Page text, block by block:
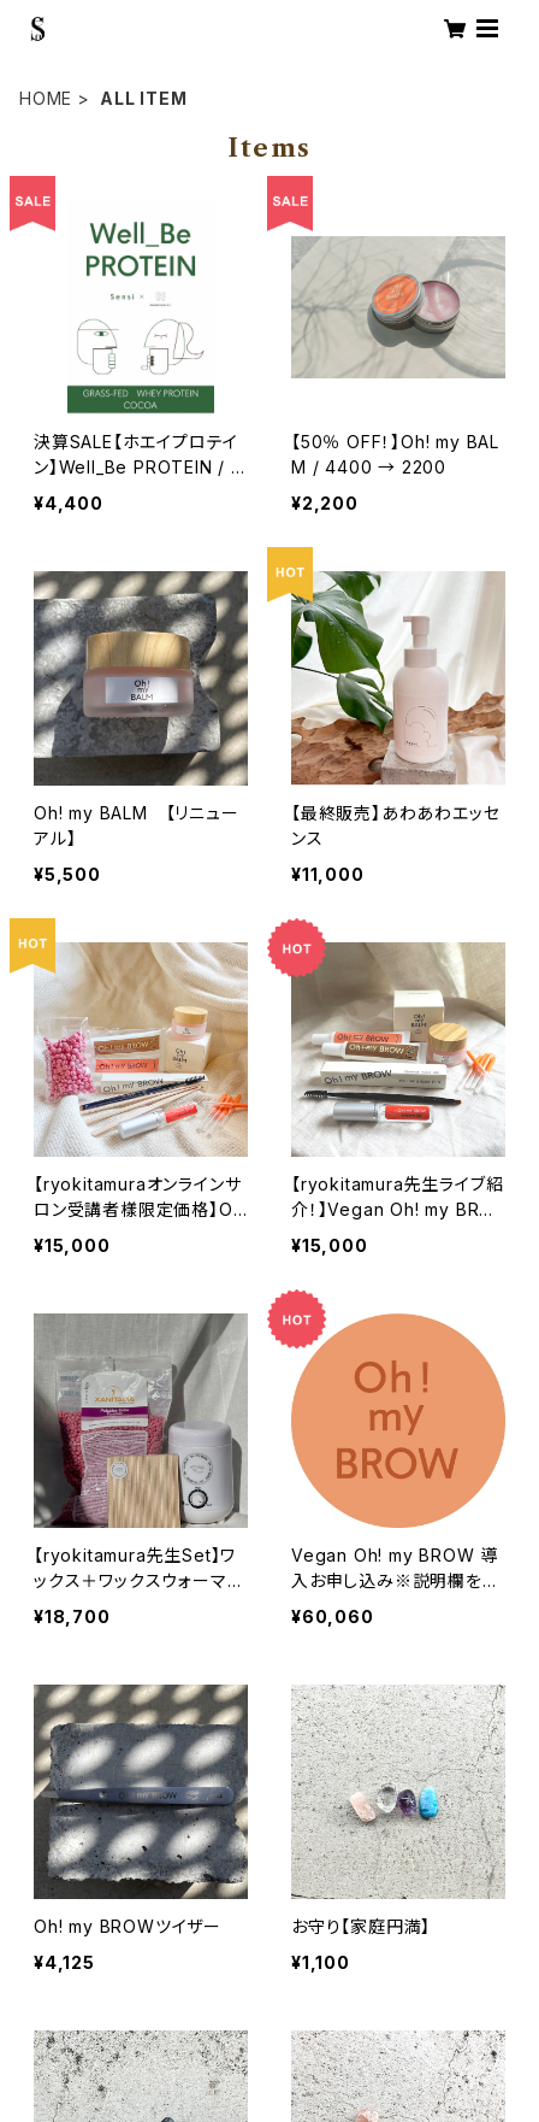
HOME ALL ITEM
Items
決算SALE【ホエイプロテイ
ン】Well_Be PROTEIN / コ
コア味 8800→4400
¥4,400
【50％ OFF！】Oh! my BAL
M / 4400 → 2200
¥2,200
Oh! my BALM 【リニュー
アル】
¥5,500
【最終販売】あわあわエッセ
ンス
¥11,000
【ryokitamuraオンラインサ
ロン受講者樣限定価格】O
h! my BROW セルフブロウ
トライアルSet / 17,900円
¥15,000
【ryokitamura先生ライブ紹
介！】Vegan Oh! my BRO
W セルフブロウトライアルS
¥15,000
【ryokitamura先生Set】ワ
ックス＋ワックスウォーマー
Set（期間限定スパチュラプ
レゼント）
¥18,700
Vegan Oh! my BROW 導
入お申し込み※説明欄をご
確認ください
¥60,060
Oh! my BROWツイザー
¥4,125
お守り【家庭円満】
¥1,100